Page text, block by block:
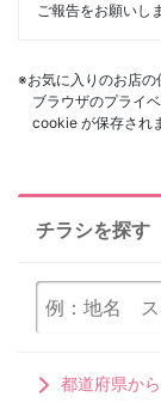
ご報告をお願いし
※お気に入りのお店の
ブラウザのプライ
cookie が保存され
チラシを探す
都道府県か